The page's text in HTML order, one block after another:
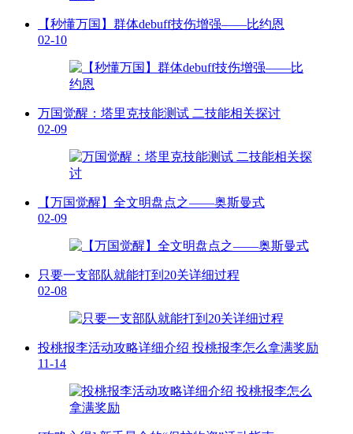
【秒懂万国】群体debuff技伤增强——比约恩
02-10
万国觉醒：塔里克技能测试 二技能相关探讨
02-09
【万国觉醒】全文明盘点之——奥斯曼式
02-09
只要一支部队就能打到20关详细过程
02-08
投桃报李活动攻略详细介绍 投桃报李怎么拿满奖励
11-14